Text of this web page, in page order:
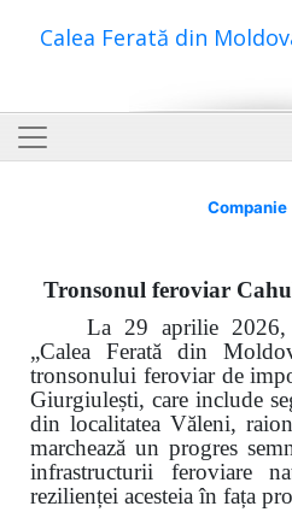
Calea Ferată din
Companie
Tronsonul feroviar
La 29 aprilie 2026,
„Calea Ferată din
tronsonului feroviar de
Giurgiulești, care include
din localitatea Văleni,
marchează un progres
infrastructurii feroviare
rezilienței acesteia în fața